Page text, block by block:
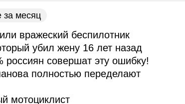
за месяц
вражеский беспилотник
убил жену 16 лет назад
совершат эту ошибку!
полностью переделают
мотоциклист